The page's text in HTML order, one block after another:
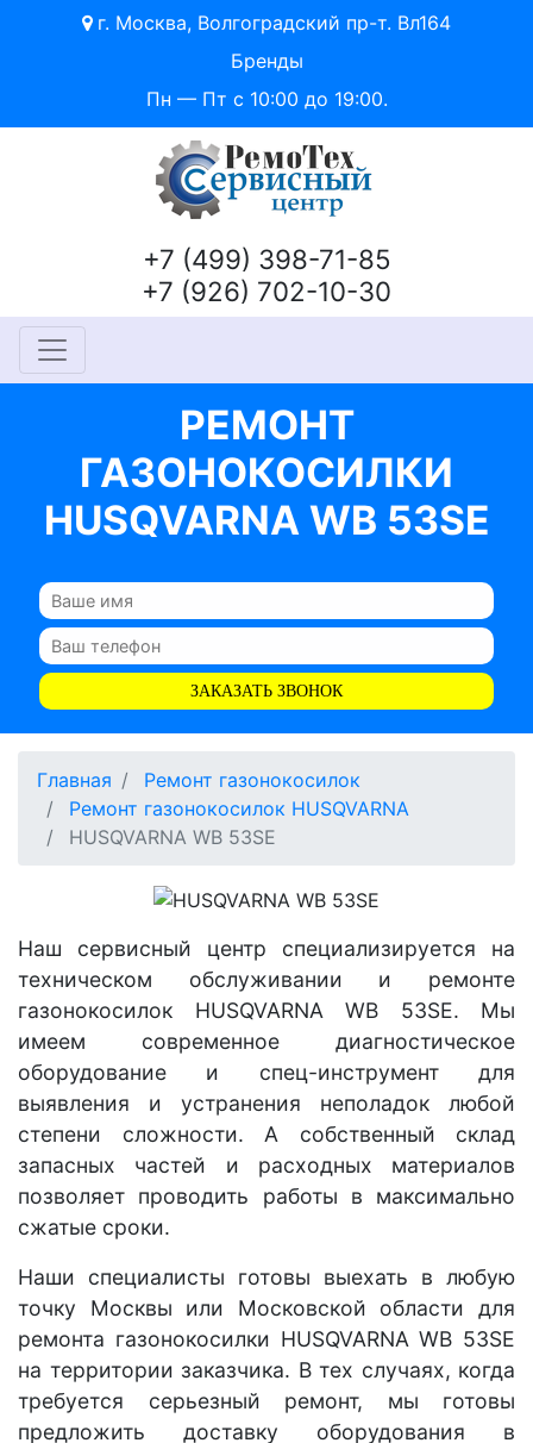
г. Москва, Волгоградский пр-т. Вл164
Бренды
Пн — Пт с 10:00 до 19:00.
+7 (499) 398-71-85
+7 (926) 702-10-30
РЕМОНТ
ГАЗОНОКОСИЛКИ
HUSQVARNA WB 53SE
ЗАКАЗАТЬ ЗВОНОК
Главная
Ремонт газонокосилок
Ремонт газонокосилок HUSQVARNA
HUSQVARNA WB 53SE
Наш сервисный центр специализируется на
техническом обслуживании и ремонте
газонокосилок HUSQVARNA WB 53SE. Мы
имеем современное диагностическое
оборудование и спец-инструмент для
выявления и устранения неполадок любой
степени сложности. А собственный склад
запасных частей и расходных материалов
позволяет проводить работы в максимально
сжатые сроки.
Наши специалисты готовы выехать в любую
точку Москвы или Московской области для
ремонта газонокосилки HUSQVARNA WB 53SE
на территории заказчика. В тех случаях, когда
требуется серьезный ремонт, мы готовы
предложить доставку оборудования в